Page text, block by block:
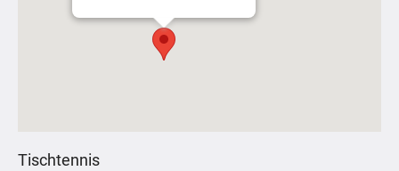
Tischtennis